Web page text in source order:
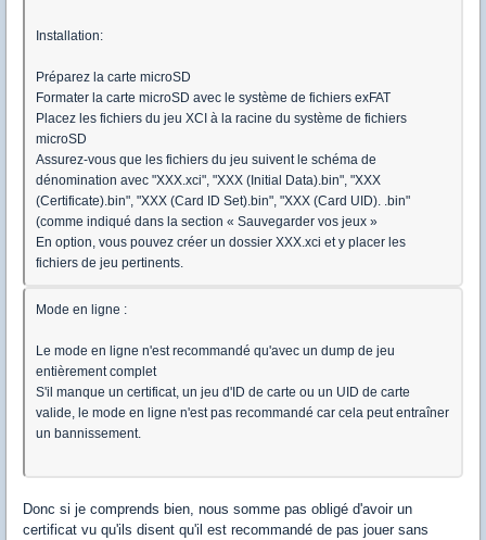
Installation:
Préparez la carte microSD
Formater la carte microSD avec le système de fichiers exFAT
Placez les fichiers du jeu XCI à la racine du système de fichiers
microSD
Assurez-vous que les fichiers du jeu suivent le schéma de
dénomination avec "XXX.xci", "XXX (Initial Data).bin", "XXX
(Certificate).bin", "XXX (Card ID Set).bin", "XXX (Card UID). .bin"
(comme indiqué dans la section « Sauvegarder vos jeux »
En option, vous pouvez créer un dossier XXX.xci et y placer les
fichiers de jeu pertinents.
Mode en ligne :
Le mode en ligne n'est recommandé qu'avec un dump de jeu
entièrement complet
S'il manque un certificat, un jeu d'ID de carte ou un UID de carte
valide, le mode en ligne n'est pas recommandé car cela peut entraîner
un bannissement.
Donc si je comprends bien, nous somme pas obligé d'avoir un
certificat vu qu'ils disent qu'il est recommandé de pas jouer sans